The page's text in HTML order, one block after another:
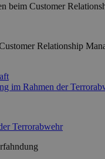
beim Customer
Relationship
Terrorabwehr